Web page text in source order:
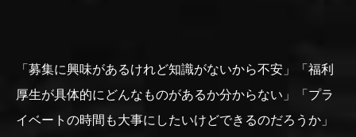
「募集に興味があるけれど知識がないから不安」「福利
厚生が具体的にどんなものがあるか分からない」「プラ
イベートの時間も大事にしたいけどできるのだろうか」